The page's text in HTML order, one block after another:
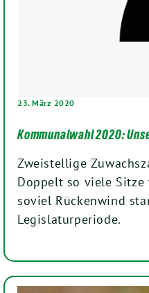
23. März 2020
Kommunalwahl 2020:
Zweistellige
Doppelt so viele
soviel Rückenwind
Legislaturperiode.